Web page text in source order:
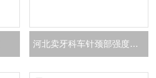
河北卖牙科车针颈部强度试验仪厂家